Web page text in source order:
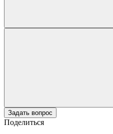
Задать вопрос
Поделиться